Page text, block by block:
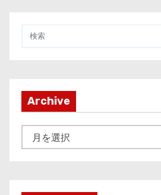
Archive
r